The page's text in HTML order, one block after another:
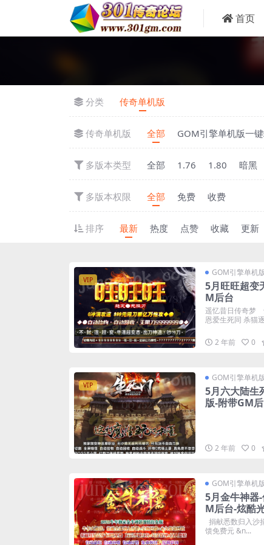
首页
分类 传奇单机版
传奇单机版 全部 GOM引擎单机版一
多版本类型 全部 1.76 1.80 暗黑
多版本权限 全部 免费 收费
排序 最新 热度 点赞 收藏 更新
VIP
GOM引擎单机
5月旺旺超变
M后台
遥忆昔日传奇梦
恩爱生死同 杀猫
2 年前 0
VIP
GOM引擎单机
5月六大陆生
版-附带GM
2 年前 0
GOM引擎单机
5月金牛神器
M后台-炫酷
捐献悉数归入沙
馈免费元 &n...